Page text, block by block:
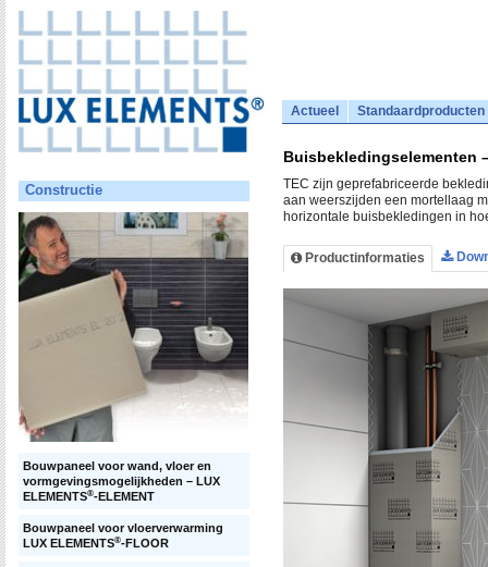
Actueel Standaardproducten
Constructie
Bouwpaneel voor wand, vloer en
vormgevingsmogelijkheden – LUX
ELEMENTS®-ELEMENT
Bouwpaneel voor vloerverwarming
LUX ELEMENTS®-FLOOR
Buisbekledingselementen
TEC zijn geprefabriceerde
aan weerszijden een mortellaag
horizontale buisbekledingen in
Productinformaties